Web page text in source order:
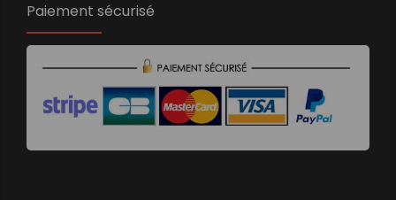
Paiement sécurisé